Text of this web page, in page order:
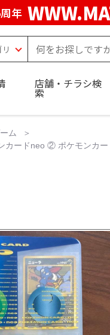
年
店舗・チラシ検
索
ム
カードneo ② ポケモンカ